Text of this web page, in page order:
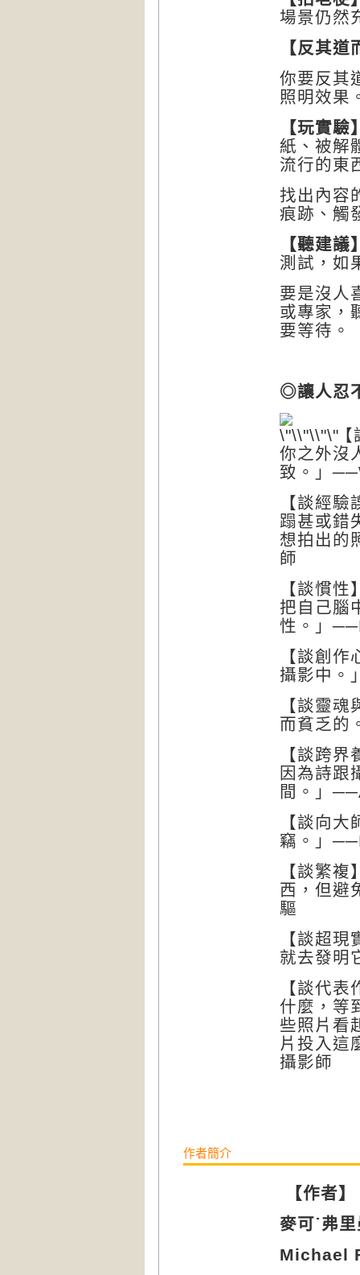
場景仍然
【反其道
你要反其
照明效果
【玩實驗
紙、被解
流行的東
找出內容
痕跡、觸
【聽建議
測試，如
要是沒人
或專家，
要等待。
◎讓人忍
【
你之外沒
致。」──
【談經
蹋甚或錯
想拍出的
師
【談慣
把自己腦
性。」──
【談創
攝影中。
【談靈
而貧乏的
【談跨
因為詩跟
間。」──
【談向
竊。」──
【談繁
西，但避
驅
【談超
就去發明
【談代
什麼，等
些照片看
片投入這
攝影師
作者簡介
【作者】
麥可˙弗
Michael